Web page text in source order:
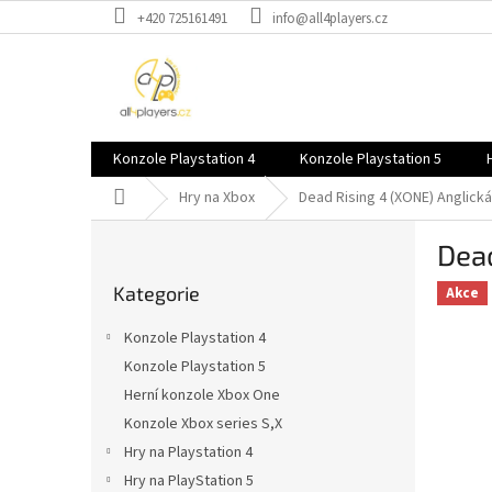
na
+420 725161491 info@all4players.cz
Konzole Playstation 4 Konzole Playstation 5
Domů Hry na Xbox Dead Rising 4 (XONE)
kategorie
Kategorie
Konzole Playstation 4
Konzole Playstation 5
Herní konzole Xbox One
Konzole Xbox series S,X
Hry na Playstation 4
Hry na PlayStation 5
Akce